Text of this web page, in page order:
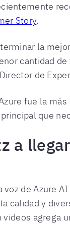
Story.
la
cantidad
de
fue la
que
a
de Azure
calidad y
agrega